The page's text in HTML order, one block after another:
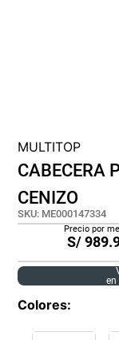
MULTITOP
CABECERA
CENIZO
SKU: ME000147334
Precio por
S/
en
Colores